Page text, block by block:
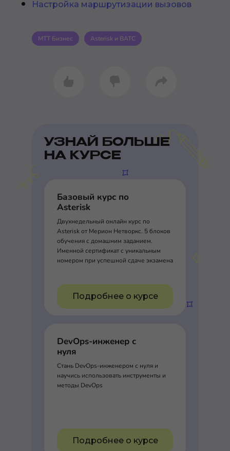
Настройка маршрутизации вызовов
МТТ Бизнес Asterisk и ВАТС
УЗНАЙ БОЛЬШЕ
НА КУРСЕ
Базовый курс по
Asterisk
Двухнедельный онлайн курс по
Asterisk от Мерион Нетворкс. 5 блоков
обучения с домашним заданием.
Именной сертификат с уникальным
номером при успешной сдаче экзамена
Подробнее о курсе
DevOps-инженер с
нуля
Стань DevOps-инженером с нуля и
научись использовать инструменты и
методы DevOps
Подробнее о курсе